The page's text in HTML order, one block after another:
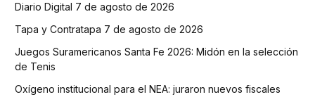
Diario Digital 7 de agosto de 2026
Tapa y Contratapa 7 de agosto de 2026
Juegos Suramericanos Santa Fe 2026: Midón en la selección
de Tenis
Oxígeno institucional para el NEA: juraron nuevos fiscales